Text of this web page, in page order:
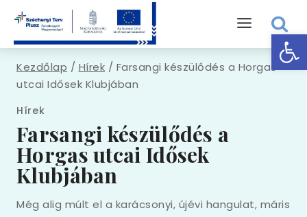
Kezdőlap / Hírek / Farsangi készülődés a Horgas
utcai Idősek Klubjában
Hírek
Farsangi készülődés a
Horgas utcai Idősek
Klubjában
Még alig múlt el a karácsonyi, újévi hangulat, máris